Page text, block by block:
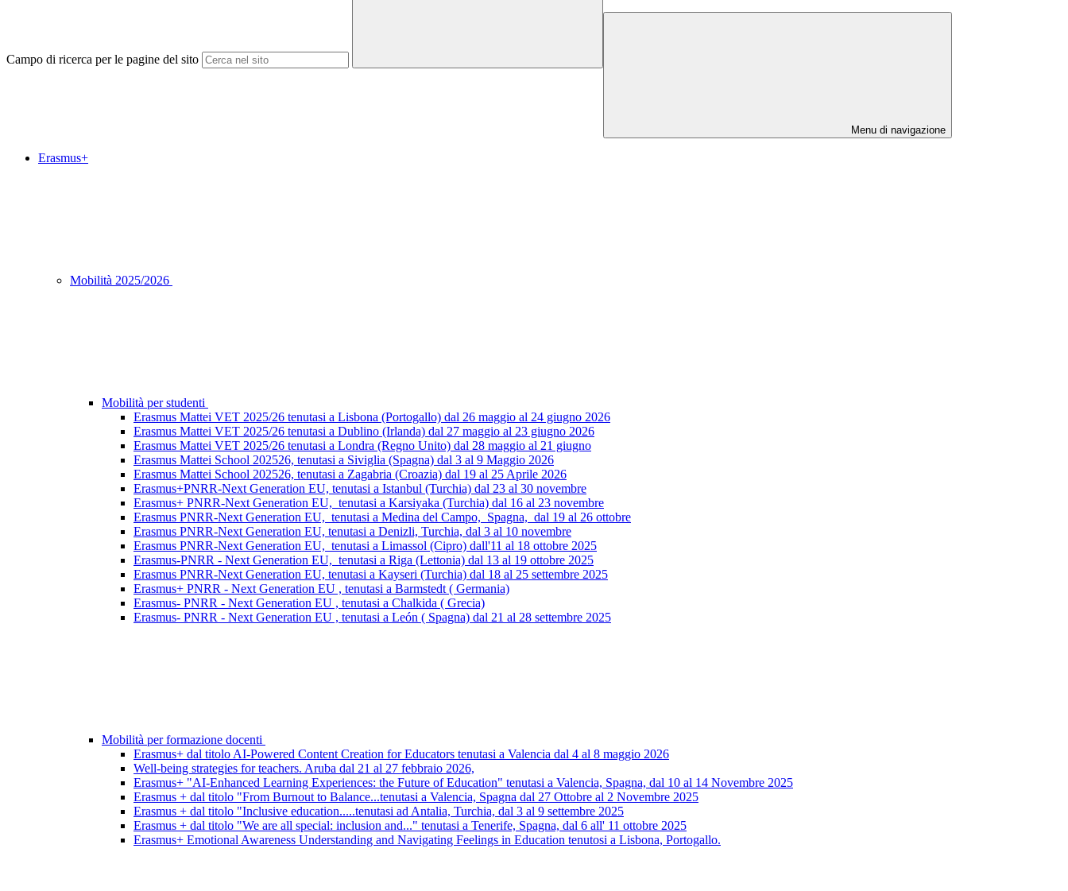
Campo di ricerca per le pagine del sito
Menu di navigazione
Erasmus+
Mobilità 2025/2026
Mobilità per studenti
Erasmus Mattei VET 2025/26 tenutasi a Lisbona (Portogallo) dal 26 maggio al 24 giugno 2026
Erasmus Mattei VET 2025/26 tenutasi a Dublino (Irlanda) dal 27 maggio al 23 giugno 2026
Erasmus Mattei VET 2025/26 tenutasi a Londra (Regno Unito) dal 28 maggio al 21 giugno
Erasmus Mattei School 202526, tenutasi a Siviglia (Spagna) dal 3 al 9 Maggio 2026
Erasmus Mattei School 202526, tenutasi a Zagabria (Croazia) dal 19 al 25 Aprile 2026
Erasmus+PNRR-Next Generation EU, tenutasi a Istanbul (Turchia) dal 23 al 30 novembre
Erasmus+ PNRR-Next Generation EU, tenutasi a Karsiyaka (Turchia) dal 16 al 23 novembre
Erasmus PNRR-Next Generation EU, tenutasi a Medina del Campo, Spagna, dal 19 al 26 ottobre
Erasmus PNRR-Next Generation EU, tenutasi a Denizli, Turchia, dal 3 al 10 novembre
Erasmus PNRR-Next Generation EU, tenutasi a Limassol (Cipro) dall'11 al 18 ottobre 2025
Erasmus-PNRR - Next Generation EU, tenutasi a Riga (Lettonia) dal 13 al 19 ottobre 2025
Erasmus PNRR-Next Generation EU, tenutasi a Kayseri (Turchia) dal 18 al 25 settembre 2025
Erasmus+ PNRR - Next Generation EU , tenutasi a Barmstedt ( Germania)
Erasmus- PNRR - Next Generation EU , tenutasi a Chalkida ( Grecia)
Erasmus- PNRR - Next Generation EU , tenutasi a León ( Spagna) dal 21 al 28 settembre 2025
Mobilità per formazione docenti
Erasmus+ dal titolo AI-Powered Content Creation for Educators tenutasi a Valencia dal 4 al 8 maggio 2026
Well-being strategies for teachers. Aruba dal 21 al 27 febbraio 2026,
Erasmus+ "AI-Enhanced Learning Experiences: the Future of Education" tenutasi a Valencia, Spagna, dal 10 al 14 Novembre 2025
Erasmus + dal titolo "From Burnout to Balance...tenutasi a Valencia, Spagna dal 27 Ottobre al 2 Novembre 2025
Erasmus + dal titolo "Inclusive education.....tenutasi ad Antalia, Turchia, dal 3 al 9 settembre 2025
Erasmus + dal titolo "We are all special: inclusion and..." tenutasi a Tenerife, Spagna, dal 6 all' 11 ottobre 2025
Erasmus+ Emotional Awareness Understanding and Navigating Feelings in Education tenutosi a Lisbona, Portogallo.